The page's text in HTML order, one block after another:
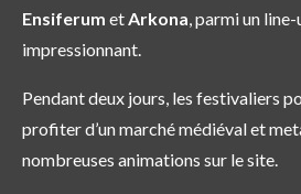
Ensiferum etArkona, parmi un
impressionnant.
Pendant deux jours, les festivaliers
profiter d’unmarché médiéval et
nombreuses animations sur le site.